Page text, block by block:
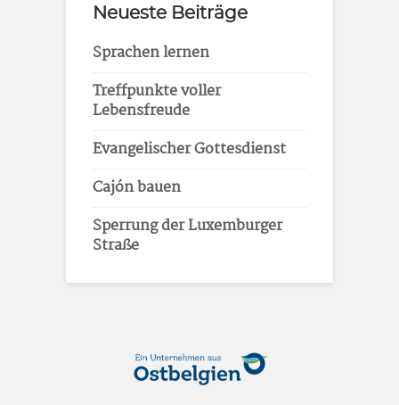
Neueste Beiträge
Sprachen lernen
Treffpunkte voller
Lebensfreude
Evangelischer Gottesdienst
Cajón bauen
Sperrung der Luxemburger
Straße